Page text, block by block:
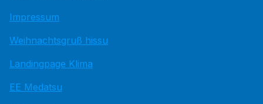
Impressum
Weihnachtsgruß hissu
Landingpage Klima
EE Medatsu